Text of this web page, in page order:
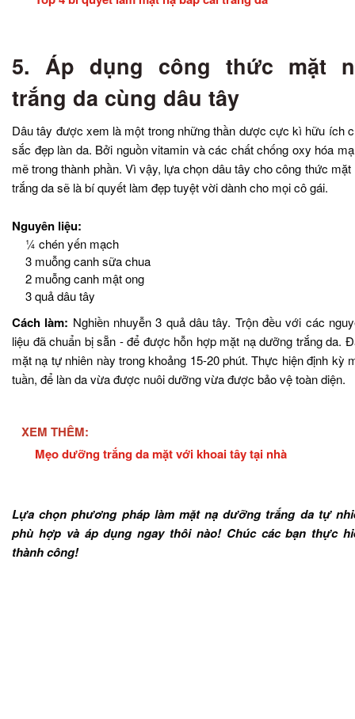
5. Áp dụng công thức mặt
trắng da cùng dâu tây
Dâu tây được xem là một trong những thần dược cực kì hữu ích
sắc đẹp làn da. Bởi nguồn vitamin và các chất chống oxy hóa
mẽ trong thành phần. Vì vậy, lựa chọn dâu tây cho công thức mặt
trắng da sẽ là bí quyết làm đẹp tuyệt vời dành cho mọi cô gái.
Nguyên liệu:
¼ chén yến mạch
3 muỗng canh sữa chua
2 muỗng canh mật ong
3 quả dâu tây
Cách làm: Nghiền nhuyễn 3 quả dâu tây. Trộn đều với các
liệu đã chuẩn bị sẵn - để được hỗn hợp mặt nạ dưỡng trắng da.
mặt nạ tự nhiên này trong khoảng 15-20 phút. Thực hiện định kỳ
tuần, để làn da vừa được nuôi dưỡng vừa được bảo vệ toàn diện.
XEM THÊM:
Mẹo dưỡng trắng da mặt với khoai tây tại nhà
Lựa chọn phương pháp làm mặt nạ dưỡng trắng da tự
phù hợp và áp dụng ngay thôi nào! Chúc các bạn thực
thành công!